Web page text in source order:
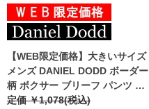
【WEB限定価格】大きいサイズ
メンズ DANIEL DODD ボーダー
柄 ボクサー ブリーフ パンツ 肌
着 下着 azup-219053
定価 ￥1,078(税込)